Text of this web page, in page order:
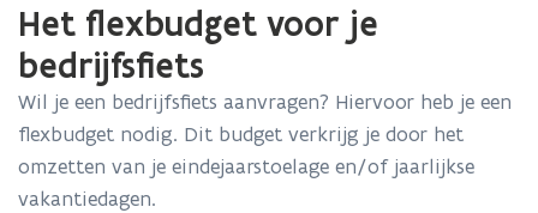
bevindt
zich
op:
Het
flexbudget
voor
Het flexbudget voor je
bedrijfsfiets
Wil je een bedrijfsfiets aanvragen? Hiervoor heb je een
flexbudget nodig. Dit budget verkrijg je door het
omzetten van je eindejaarstoelage en/of jaarlijkse
vakantiedagen.